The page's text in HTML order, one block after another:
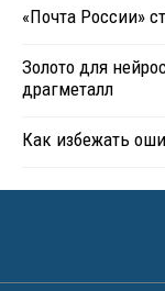
«Почта России»
Золото для
драгметалл
Как избежать